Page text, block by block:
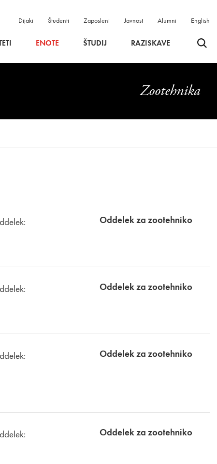
Dijaki Študenti Zaposleni Javnost Alumni English
ENOTE ŠTUDIJ RAZISKAVE Odpri
Zootehnika
Oddelek za zootehniko
Oddelek za zootehniko
Oddelek za zootehniko
Oddelek za zootehniko